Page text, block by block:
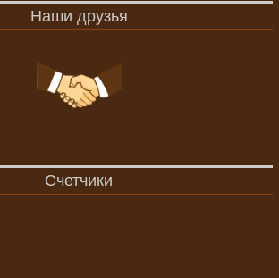
Наши друзья
Счетчики